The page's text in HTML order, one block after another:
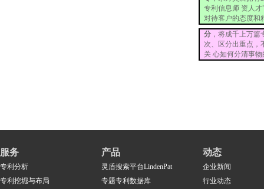
专利信息师 资人
对待客户的态度和
分 ，将成千上万
次、区分出重点，
关 心如何分清事
服务
专利分析
专利挖堀与布局
产品
灵盾搜索平台LindenPat
专题专利数据库
动态
企业新闻
行业动态